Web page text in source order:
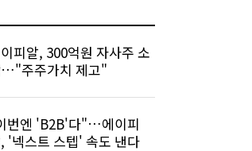
피알, 300억원 자사주 소
주주가치 제고"
번엔 'B2B'다"…에이피
'넥스트 스텝' 속도 낸다